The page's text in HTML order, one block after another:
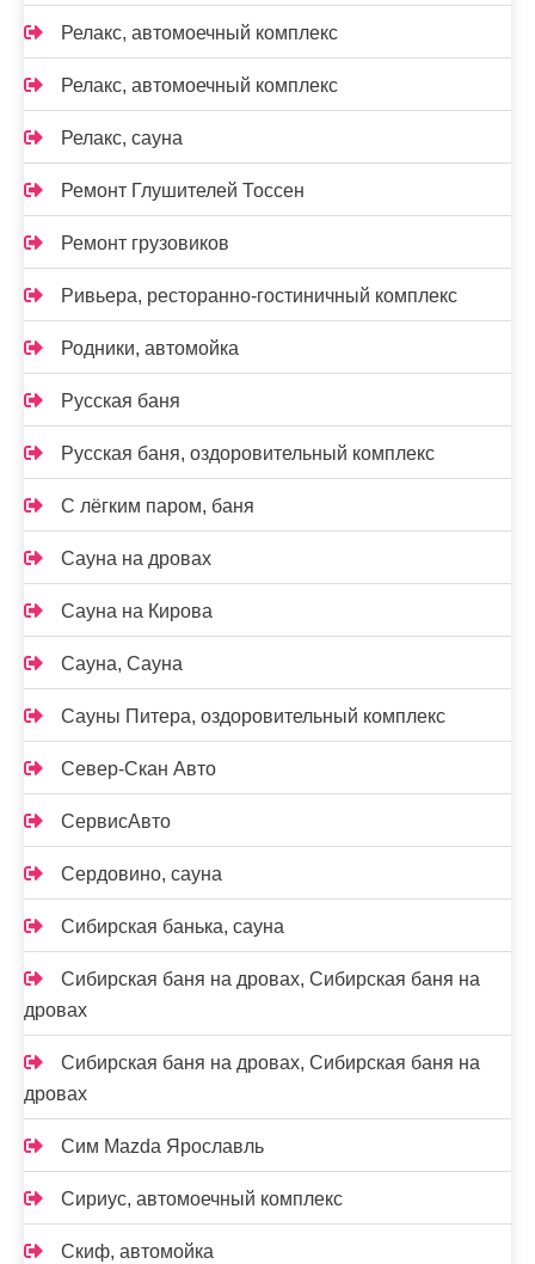
Релакс, автомоечный комплекс
Релакс, автомоечный комплекс
Релакс, сауна
Ремонт Глушителей Тоссен
Ремонт грузовиков
Ривьера, ресторанно-гостиничный комплекс
Родники, автомойка
Русская баня
Русская баня, оздоровительный комплекс
С лёгким паром, баня
Сауна на дровах
Сауна на Кирова
Сауна, Сауна
Сауны Питера, оздоровительный комплекс
Север-Скан Авто
СервисАвто
Сердовино, сауна
Сибирская банька, сауна
Сибирская баня на дровах, Сибирская баня на
дровах
Сибирская баня на дровах, Сибирская баня на
дровах
Сим Mazda Ярославль
Сириус, автомоечный комплекс
Скиф, автомойка